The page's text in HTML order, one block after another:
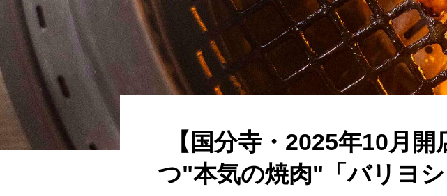
【国分寺・2025年10月
つ"本気の焼肉"「バリヨ